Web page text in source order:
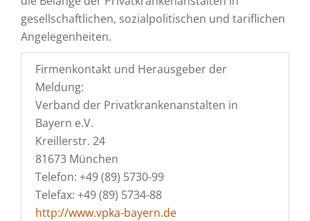
gesellschaftlichen, sozialpolitischen und tariflichen
Angelegenheiten.
Firmenkontakt und Herausgeber der
Meldung:
Verband der Privatkrankenanstalten in
Bayern e.V.
Kreillerstr. 24
81673 München
Telefon: +49 (89) 5730-99
Telefax: +49 (89) 5734-88
http://www.vpka-bayern.de